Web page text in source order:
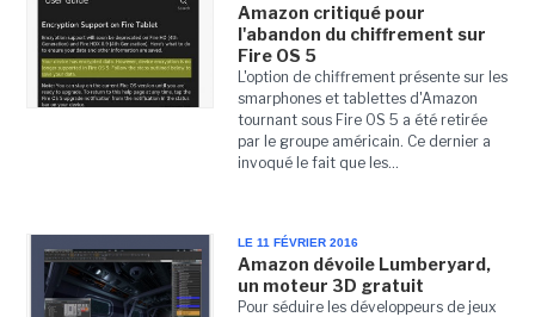
Amazon critiqué pour
l'abandon du chiffrement sur
Fire OS 5
L'option de chiffrement présente sur les
smarphones et tablettes d'Amazon
tournant sous Fire OS 5 a été retirée
par le groupe américain. Ce dernier a
invoqué le fait que les...
LE 11 FÉVRIER 2016
Amazon dévoile Lumberyard,
un moteur 3D gratuit
Pour séduire les développeurs de jeux